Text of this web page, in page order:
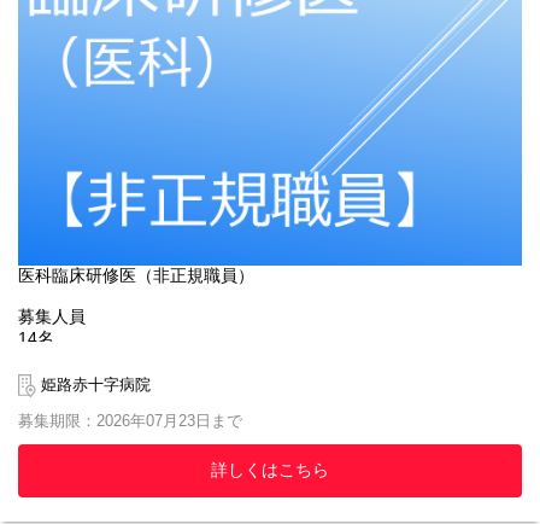
③令和8年8月17日（月）
選考方法
筆記試験（小論文）、面接、適性検査
医科臨床研修医（非正規職員）
募集人員
14名
採用年月日
令和9年4月1日
応募資格
2026年度医科マッチング参加者
姫路赤十字病院
募集期限：2026年07月23日まで
詳しくはこちら